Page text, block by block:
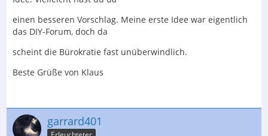
einen besseren Vorschlag. Meine erste Idee war eigentlich
das DIY-Forum, doch da
scheint die Bürokratie fast unüberwindlich.
Beste Grüße von Klaus
garrard401